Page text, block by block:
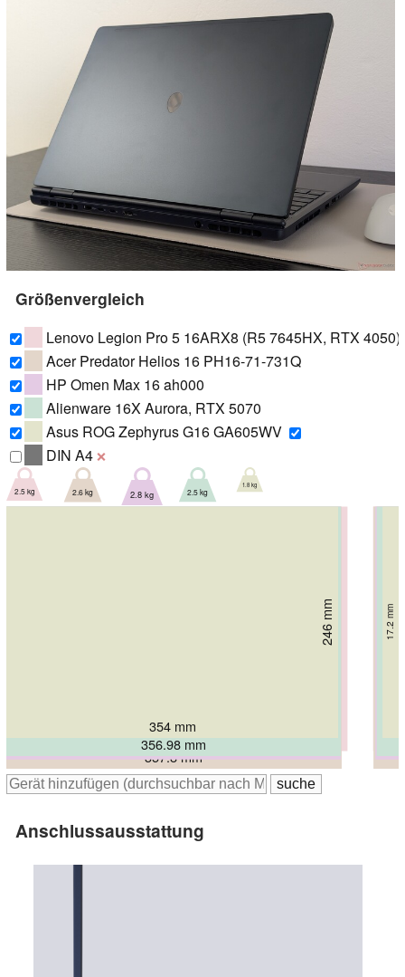
Größenvergleich
Lenovo Legion Pro 5 16ARX8 (R5 7645HX, RTX 4050)
Acer Predator Helios 16 PH16-71-731Q
HP Omen Max 16 ah000
Alienware 16X Aurora, RTX 5070
Asus ROG Zephyrus G16 GA605WV
DIN A4 ❌
364 mm
260 mm 27.3 mm
2.5 kg
357.8 mm
278.7 mm 26.9 mm
2.6 kg
357 mm
269 mm 24.9 mm
2.8 kg
356.98 mm
265.43 mm 23.4 mm
2.5 kg
354 mm
246 mm 17.2 mm
1.8 kg
Anschlussausstattung